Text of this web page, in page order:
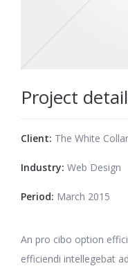
Project
Client: The White
Industry: Web Design
Period: March 2015
An pro cibo option
efficiendi intellegebat